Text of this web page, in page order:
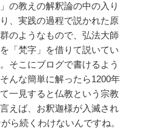
の教えの解釈論の中の入り
、実践の過程で説かれた原
のようなもので、弘法大師
「梵字」を借りて説いてい
そこにブログで書けるよう
んな簡単に解ったら1200年
一見すると仏教という宗教
えば、お釈迦様が入滅され
ら続くわけないんですね。